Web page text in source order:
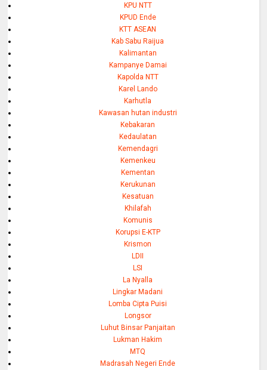
KPU NTT
KPUD Ende
KTT ASEAN
Kab Sabu Raijua
Kalimantan
Kampanye Damai
Kapolda NTT
Karel Lando
Karhutla
Kawasan hutan industri
Kebakaran
Kedaulatan
Kemendagri
Kemenkeu
Kementan
Kerukunan
Kesatuan
Khilafah
Komunis
Korupsi E-KTP
Krismon
LDII
LSI
La Nyalla
Lingkar Madani
Lomba Cipta Puisi
Longsor
Luhut Binsar Panjaitan
Lukman Hakim
MTQ
Madrasah Negeri Ende